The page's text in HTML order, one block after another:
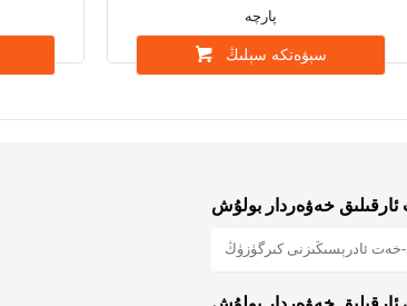
پارچە
سېۋەتكە سېلىڭ
خەۋەردار بولۇش